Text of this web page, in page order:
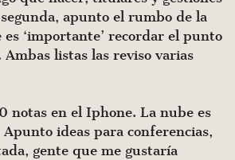
apunto el rumbo de la
‘importante’ recordar el punto
listas las reviso varias
notas en el Iphone. La nube es
ideas para conferencias,
gente que me gustaría